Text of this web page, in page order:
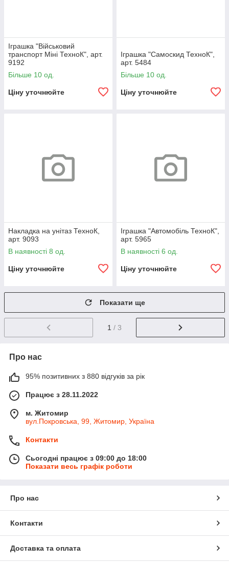
Іграшка "Військовий
транспорт Міні ТехноК", арт.
9192
Більше 10 од.
Ціну уточнюйте
Іграшка "Самоскид ТехноК",
арт. 5484
Більше 10 од.
Ціну уточнюйте
Накладка на унітаз ТехноК,
арт. 9093
В наявності 8 од.
Ціну уточнюйте
Іграшка "Автомобіль ТехноК",
арт. 5965
В наявності 6 од.
Ціну уточнюйте
Показати ще
1 / 3
Про нас
95% позитивних з 880 відгуків за рік
Працює з 28.11.2022
м. Житомир
вул.Покровська, 99, Житомир, Україна
Контакти
Сьогодні працює з 09:00 до 18:00
Показати весь графік роботи
Про нас
Контакти
Доставка та оплата